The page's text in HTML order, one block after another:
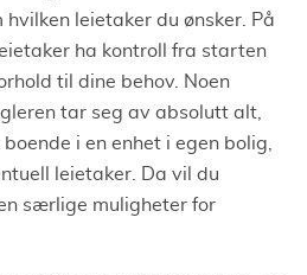
hvilken leietaker du ønsker. På
ha kontroll fra starten
til dine behov. Noen
tar seg av absolutt alt,
i en enhet i egen bolig,
leietaker. Da vil du
særlige muligheter for